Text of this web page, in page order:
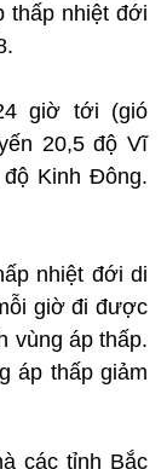
thấp nhiệt đới
giờ tới (gió
20,5 độ Vĩ
Kinh Đông.
nhiệt đới di
giờ đi được
vùng áp thấp.
áp thấp giảm
các tỉnh Bắc